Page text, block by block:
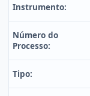
Instrumento:
Número do
Processo:
Tipo: